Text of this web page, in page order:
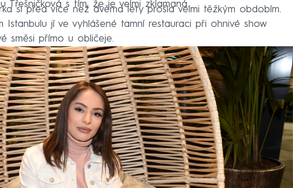
Třešničková s tím, že je velmi zklamaná.
si před více než dvěma lety prošla velmi těžkým obdobím.
Istanbulu jí ve vyhlášené tamní restauraci při ohnivé show
směsi přímo u obličeje.